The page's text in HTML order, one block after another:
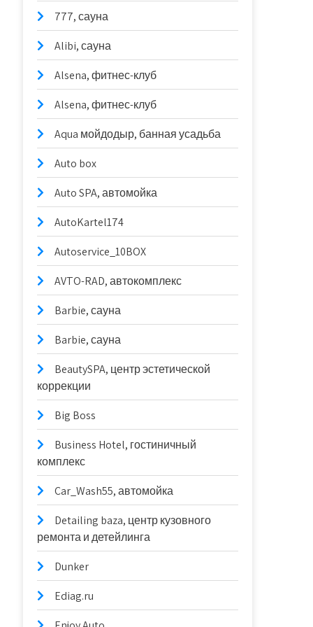
777, сауна
Alibi, сауна
Alsena, фитнес-клуб
Alsena, фитнес-клуб
Aqua мойдодыр, банная усадьба
Auto box
Auto SPA, автомойка
AutoKartel174
Autoservice_10BOX
AVTO-RAD, автокомплекс
Barbie, сауна
Barbie, сауна
BeautySPA, центр эстетической
коррекции
Big Boss
Business Hotel, гостиничный
комплекс
Car_Wash55, автомойка
Detailing baza, центр кузовного
ремонта и детейлинга
Dunker
Ediag.ru